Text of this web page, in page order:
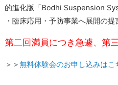
的進化版「Bodhi Suspension
・臨床応用・予防事業へ展開の
第二回満員につき急遽、第
＞＞ 無料体験会のお申し込みはこ